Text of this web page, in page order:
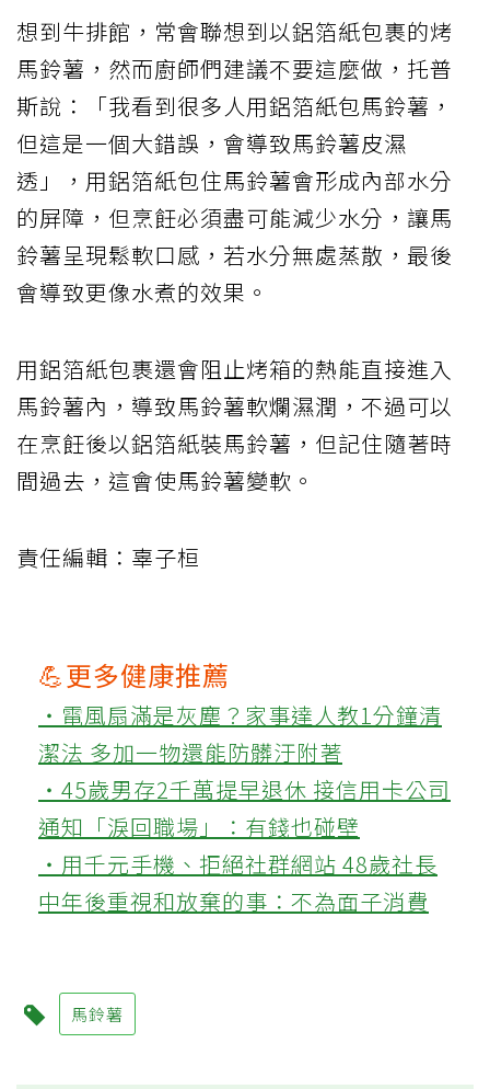
想到牛排館，常會聯想到以鋁箔紙包裹的烤
馬鈴薯，然而廚師們建議不要這麼做，托普
斯說：「我看到很多人用鋁箔紙包馬鈴薯，
但這是一個大錯誤，會導致馬鈴薯皮濕
透」，用鋁箔紙包住馬鈴薯會形成內部水分
的屏障，但烹飪必須盡可能減少水分，讓馬
鈴薯呈現鬆軟口感，若水分無處蒸散，最後
會導致更像水煮的效果。
用鋁箔紙包裹還會阻止烤箱的熱能直接進入
馬鈴薯內，導致馬鈴薯軟爛濕潤，不過可以
在烹飪後以鋁箔紙裝馬鈴薯，但記住隨著時
間過去，這會使馬鈴薯變軟。
責任編輯：辜子桓
💪更多健康推薦
‧電風扇滿是灰塵？家事達人教1分鐘清
潔法 多加一物還能防髒汙附著
‧45歲男存2千萬提早退休 接信用卡公司
通知「淚回職場」：有錢也碰壁
‧用千元手機、拒絕社群網站 48歲社長
中年後重視和放棄的事：不為面子消費
馬鈴薯